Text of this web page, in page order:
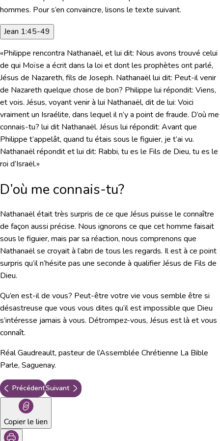
hommes. Pour s’en convaincre, lisons le texte suivant.
Jean 1:45-49
«Philippe rencontra Nathanaël, et lui dit: Nous avons trouvé celui
de qui Moïse a écrit dans la loi et dont les prophètes ont parlé,
Jésus de Nazareth, fils de Joseph. Nathanaël lui dit: Peut-il venir
de Nazareth quelque chose de bon? Philippe lui répondit: Viens,
et vois. Jésus, voyant venir à lui Nathanaël, dit de lui: Voici
vraiment un Israélite, dans lequel il n’y a point de fraude. D’où me
connais-tu? lui dit Nathanaël. Jésus lui répondit: Avant que
Philippe t’appelât, quand tu étais sous le figuier, je t’ai vu.
Nathanaël répondit et lui dit: Rabbi, tu es le Fils de Dieu, tu es le
roi d’Israël.»
D’où me connais-tu?
Nathanaël était très surpris de ce que Jésus puisse le connaître
de façon aussi précise. Nous ignorons ce que cet homme faisait
sous le figuier, mais par sa réaction, nous comprenons que
Nathanaël se croyait à l’abri de tous les regards. Il est à ce point
surpris qu’il n’hésite pas une seconde à qualifier Jésus de Fils de
Dieu.
Qu’en est-il de vous? Peut-être votre vie vous semble être si
désastreuse que vous vous dites qu’il est impossible que Dieu
s’intéresse jamais à vous. Détrompez-vous, Jésus est là et vous
connaît.
Réal Gaudreault, pasteur de l’Assemblée Chrétienne La Bible
Parle, Saguenay.
PrécédentSuivant
Copier le lien